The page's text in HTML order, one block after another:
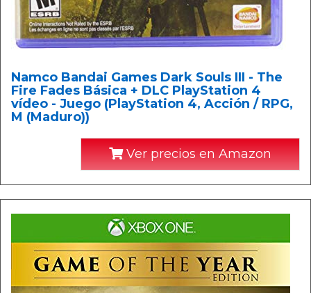
Namco Bandai Games Dark Souls III - The
Fire Fades Básica + DLC PlayStation 4
vídeo - Juego (PlayStation 4, Acción / RPG,
M (Maduro))
Ver precios en Amazon